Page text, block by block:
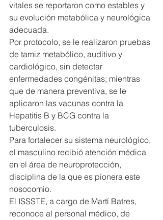
vitales se reportaron como estables y
su evolución metabólica y neurológica
adecuada.
Por protocolo, se le realizaron pruebas
de tamiz metabólico, auditivo y
cardiológico, sin detectar
enfermedades congénitas; mientras
que de manera preventiva, se le
aplicaron las vacunas contra la
Hepatitis B y BCG contra la
tuberculosis.
Para fortalecer su sistema neurológico,
el masculino recibió atención médica
en el área de neuroprotección,
disciplina de la que es pionera este
nosocomio.
El ISSSTE, a cargo de Martí Batres,
reconoce al personal médico, de